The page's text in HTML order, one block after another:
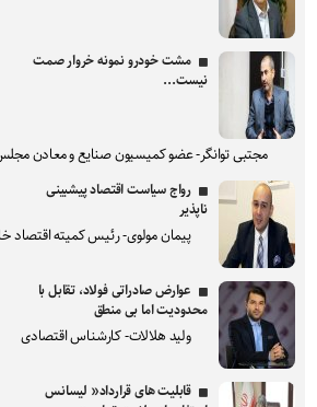
مشت خودرو نمونه خروار صمت
نیست...
مجتبی توانگر- عضو کمیسیون صنایع و معادن
رواج سیاست اقتصاد پیشبینی
ناپذیر
پیمان مولوی- رئیس کمیته اقتصاد
عوارض صادراتی فولاد، تقابل با
محدودیت اما بی منطق
ولید هلالات- کارشناس اقتصادی
قابلیت های قرارداد« لیسانس